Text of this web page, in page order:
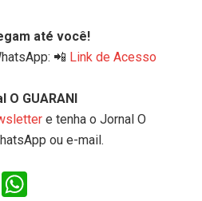
até você!
📲 Link de Acesso
GUARANI
e tenha o Jornal O
ou e-mail.
Gmail